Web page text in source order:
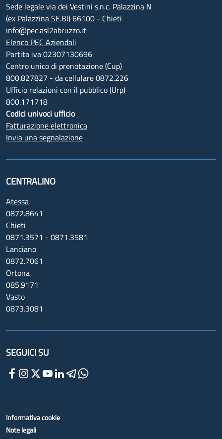
Sede legale via dei Vestini s.n.c. Palazzina N
(ex Palazzina SE.BI) 66100 - Chieti
info@pec.asl2abruzzo.it
Elenco PEC Aziendali
Partita iva 02307130696
Centro unico di prenotazione (Cup)
800.827827 - da cellulare 0872.226
Ufficio relazioni con il pubblico (Urp)
800.171718
Codici univoci ufficio
Fatturazione elettronica
Invia una segnalazione
CENTRALINO
Atessa
0872.8641
Chieti
0871.3571 - 0871.3581
Lanciano
0872.7061
Ortona
085.9171
Vasto
0873.3081
SEGUICI SU
Informativa cookie
Note legali